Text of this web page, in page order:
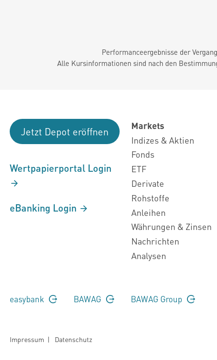
Performanceergebnisse der
Alle Kursinformationen sind nach den
Jetzt Depot eröffnen
Wertpapierportal Login
eBanking Login
Markets
Indizes & Aktien
Fonds
ETF
Derivate
Rohstoffe
Anleihen
Währungen & Zinsen
Nachrichten
Analysen
easybank BAWAG BAWAG Group
Impressum | Datenschutz